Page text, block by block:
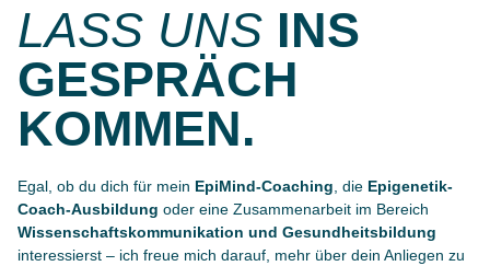
WAS ERWARTET MICH IN EPIMIND?
FAQ ZUM EPIMIND-COACHING
AUSBILDUNG
IMPULSE & RESSOURCEN
ÜBER MICH
MEINE WERTE
KONTAKT
BLOG
LASS UNS INS
GESPRÄCH
KOMMEN.
Egal, ob du dich für mein EpiMind-Coaching , die Epigenetik-
Coach-Ausbildung oder eine Zusammenarbeit im Bereich
Wissenschaftskommunikation und Gesundheitsbildung
interessierst – ich freue mich darauf, mehr über dein Anliegen zu